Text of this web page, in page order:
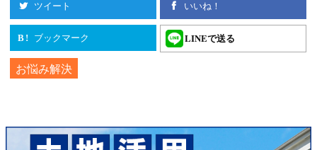
ツイート いいね！
B! ブックマーク LINEで送る
お悩み解決